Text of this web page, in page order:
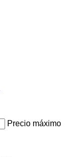
Precio máximo